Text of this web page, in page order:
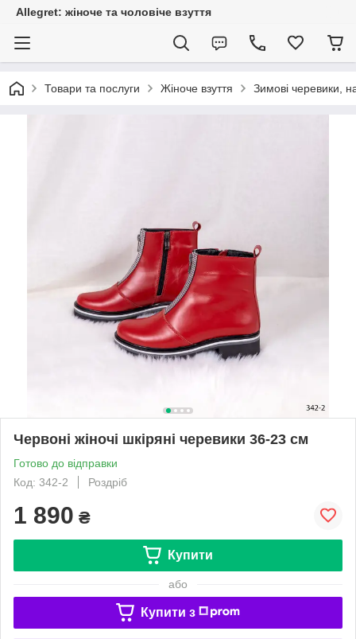
Allegret: жіноче та чоловіче взуття
Товари та послуги Жіноче взуття Зимові черевики,
Червоні жіночі шкіряні черевики 36-23 см
Готово до відправки
Код: 342-2
Роздріб
1 890 ₴
Купити
або
Купити з